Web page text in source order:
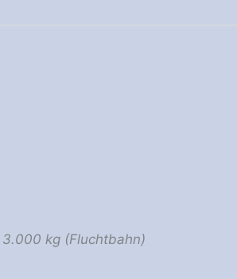
kg (Fluchtbahn)